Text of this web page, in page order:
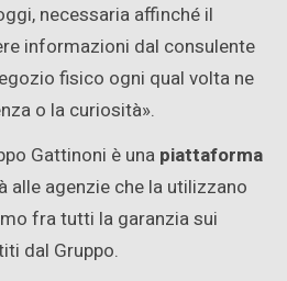
necessaria affinché il
informazioni dal consulente
fisico ogni qual volta ne
o la curiosità».
Gattinoni è una piattaforma
alle agenzie che la utilizzano
fra tutti la garanzia sui
dal Gruppo.